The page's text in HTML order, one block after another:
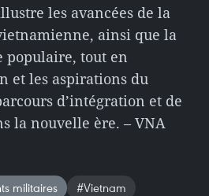
les avancées de la
ainsi que la
populaire, tout en
et les aspirations du
d’intégration et de
la nouvelle ère. – VNA
militaires
#Vietnam